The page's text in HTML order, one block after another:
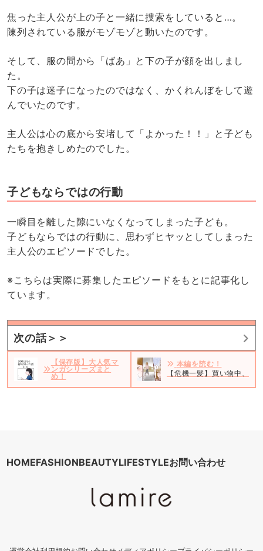
焦った主人公が上の子と一緒に捜索をしていると…。
陳列されている服がモゾモゾと動いたのです。
そして、服の間から「ばあ」と下の子が顔を出しまし
た。
下の子は迷子になったのではなく、かくれんぼをして遊
んでいたのです。
主人公は心の底から安堵して「よかった！！」と子ども
たちを抱きしめたのでした。
子どもならではの行動
一瞬目を離した隙にいなくなってしまった子ども。
子どもならではの行動に、思わずヒヤッとしてしまった
主人公のエピソードでした。
※こちらは実際に募集したエピソードをもとに記事化し
ています。
次の話＞＞
【保存版】大人気マ
ンガシリーズまと
め！
本編を読む！
【危機一髪】買い物中、
HOMEFASHIONBEAUTYLIFESTYLEお問い合わせ